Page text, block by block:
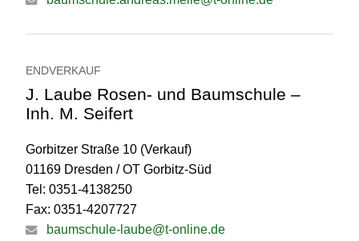
ENDVERKAUF
J. Laube Rosen- und Baumschule –
Inh. M. Seifert
Gorbitzer Straße 10 (Verkauf)
01169 Dresden / OT Gorbitz-Süd
Tel: 0351-4138250
Fax: 0351-4207727
baumschule-laube@t-online.de